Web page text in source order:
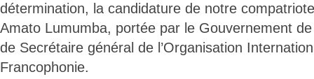
détermination, la candidature de notre
Amato Lumumba, portée par le Gouvernement
de Secrétaire général de l’Organisation
Francophonie.